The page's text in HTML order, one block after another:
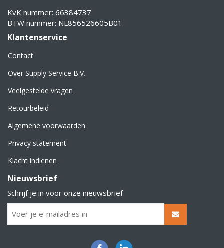
KvK nummer: 66384737
BTW nummer: NL856526605B01
Klantenservice
Contact
Over Supply Service B.V.
Veelgestelde vragen
Retourbeleid
Algemene voorwaarden
Privacy statement
Klacht indienen
Nieuwsbrief
Schrijf je in voor onze nieuwsbrief